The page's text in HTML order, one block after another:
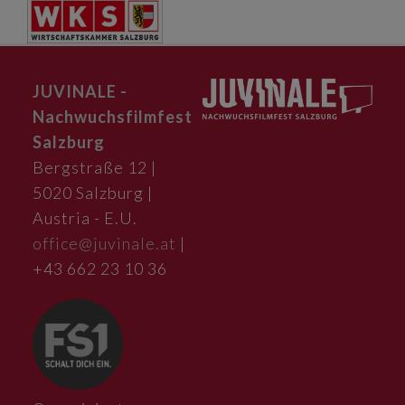
JUVINALE -
Nachwuchsfilmfest
Salzburg
Bergstraße 12 |
5020 Salzburg |
Austria - E.U.
office@juvinale.at |
+43 662 23 10 36